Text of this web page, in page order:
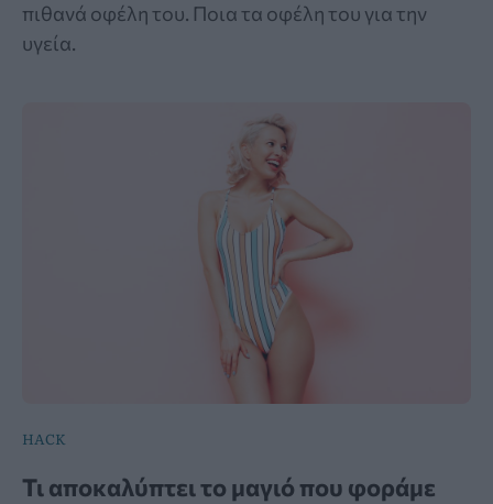
πιθανά οφέλη του. Ποια τα οφέλη του για την
υγεία.
HACK
Τι αποκαλύπτει το μαγιό που φοράμε